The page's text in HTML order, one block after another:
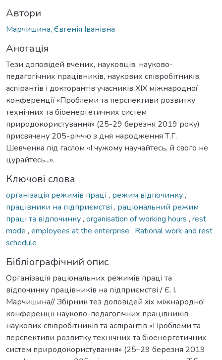
Автори
Марчишина, Євгенія Іванівна
Анотація
Тези доповідей вчених, науковців, науково-
педагогічних працівників, наукових співробітників,
аспірантів і докторантів учасників XIX міжнародної
конференції «Проблеми та перспективи розвитку
технічних та біоенергетичних систем
природокористування» (25-29 березня 2019 року)
присвячену 205-річчю з дня народження Т.Г.
Шевченка під гаслом «І чужому научайтесь, й свого не
цурайтесь...».
Ключові слова
організація режимів праці , режим відпочинку,
працівники на підприємстві , раціональний режим
праці та відпочинку, organisation of working hours , rest
mode , employees at the enterprise , Rational work and rest
schedule
Бібліографічний опис
Організація раціональних режимів праці та
відпочинку працівників на підприємстві / Є. І.
Марчишина// Збірник тез доповідей xiх міжнародної
конференції науково-педагогічних працівників,
наукових співробітників та аспірантів «Проблеми та
перспективи розвитку технічних та біоенергетичних
систем природокористування» (25–29 березня 2019